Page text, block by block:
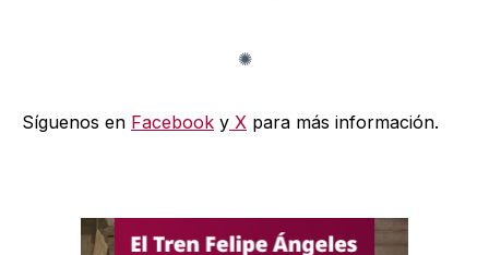
Síguenos en Facebook y X para más información.